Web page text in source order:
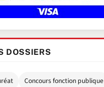
DOSSIERS
Concours fonction publique